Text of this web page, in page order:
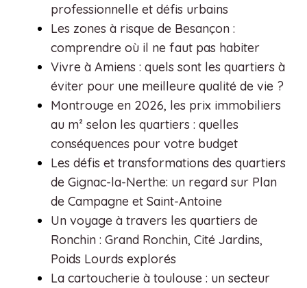
professionnelle et défis urbains
Les zones à risque de Besançon :
comprendre où il ne faut pas habiter
Vivre à Amiens : quels sont les quartiers à
éviter pour une meilleure qualité de vie ?
Montrouge en 2026, les prix immobiliers
au m² selon les quartiers : quelles
conséquences pour votre budget
Les défis et transformations des quartiers
de Gignac-la-Nerthe: un regard sur Plan
de Campagne et Saint-Antoine
Un voyage à travers les quartiers de
Ronchin : Grand Ronchin, Cité Jardins,
Poids Lourds explorés
La cartoucherie à toulouse : un secteur